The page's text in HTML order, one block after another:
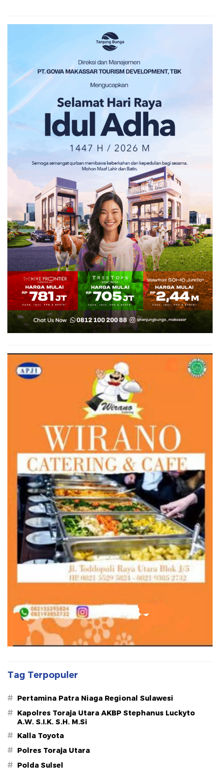
Tag Terpopuler
# Pertamina Patra Niaga Regional Sulawesi
# Kapolres Toraja Utara AKBP Stephanus Luckyto
A.W. S.I.K. S.H. M.Si
# Kalla Toyota
# Polres Toraja Utara
# Polda Sulsel